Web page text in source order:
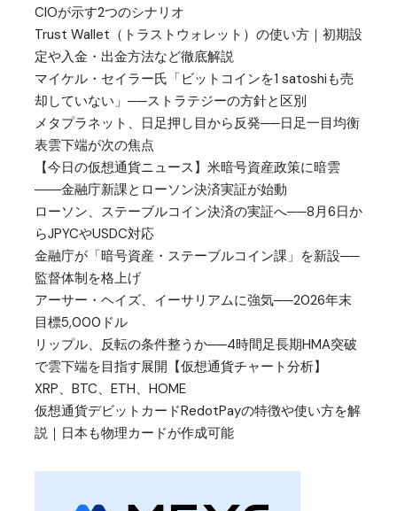
CIOが示す2つのシナリオ
Trust Wallet（トラストウォレット）の使い方｜初期設
定や入金・出金方法など徹底解説
マイケル・セイラー氏「ビットコインを1 satoshiも売
却していない」──ストラテジーの方針と区別
メタプラネット、日足押し目から反発──日足一目均衡
表雲下端が次の焦点
【今日の仮想通貨ニュース】米暗号資産政策に暗雲
――金融庁新課とローソン決済実証が始動
ローソン、ステーブルコイン決済の実証へ──8月6日か
らJPYCやUSDC対応
金融庁が「暗号資産・ステーブルコイン課」を新設──
監督体制を格上げ
アーサー・ヘイズ、イーサリアムに強気──2026年末
目標5,000ドル
リップル、反転の条件整うか──4時間足長期HMA突破
で雲下端を目指す展開【仮想通貨チャート分析】
XRP、BTC、ETH、HOME
仮想通貨デビットカードRedotPayの特徴や使い方を解
説｜日本も物理カードが作成可能